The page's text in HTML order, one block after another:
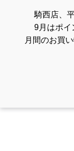
騎西店、
9月はポイ
月間のお買